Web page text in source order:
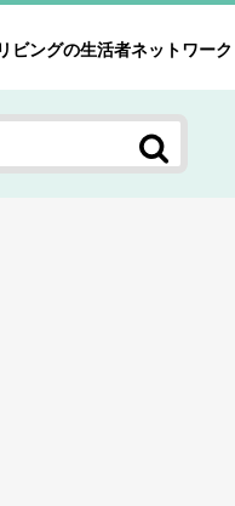
ーゲット・重点テーマ
ｓ～60'ｓマーケット研究室
リビングの生活者ネットワーク